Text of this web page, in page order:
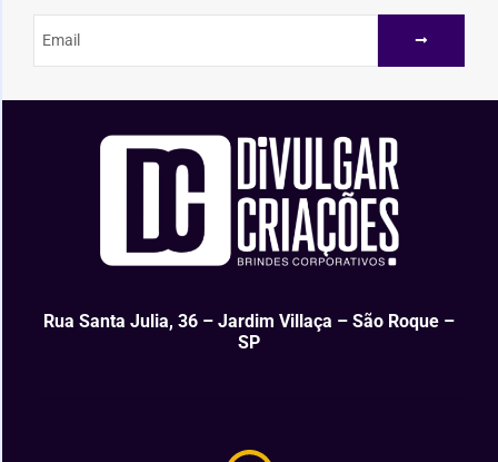
Rua Santa Julia, 36 – Jardim Villaça – São Roque –
SP